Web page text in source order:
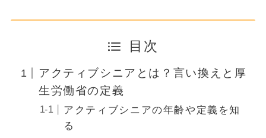
目次
アクティブシニアとは？言い換えと厚
生労働省の定義
アクティブシニアの年齢や定義を知
る